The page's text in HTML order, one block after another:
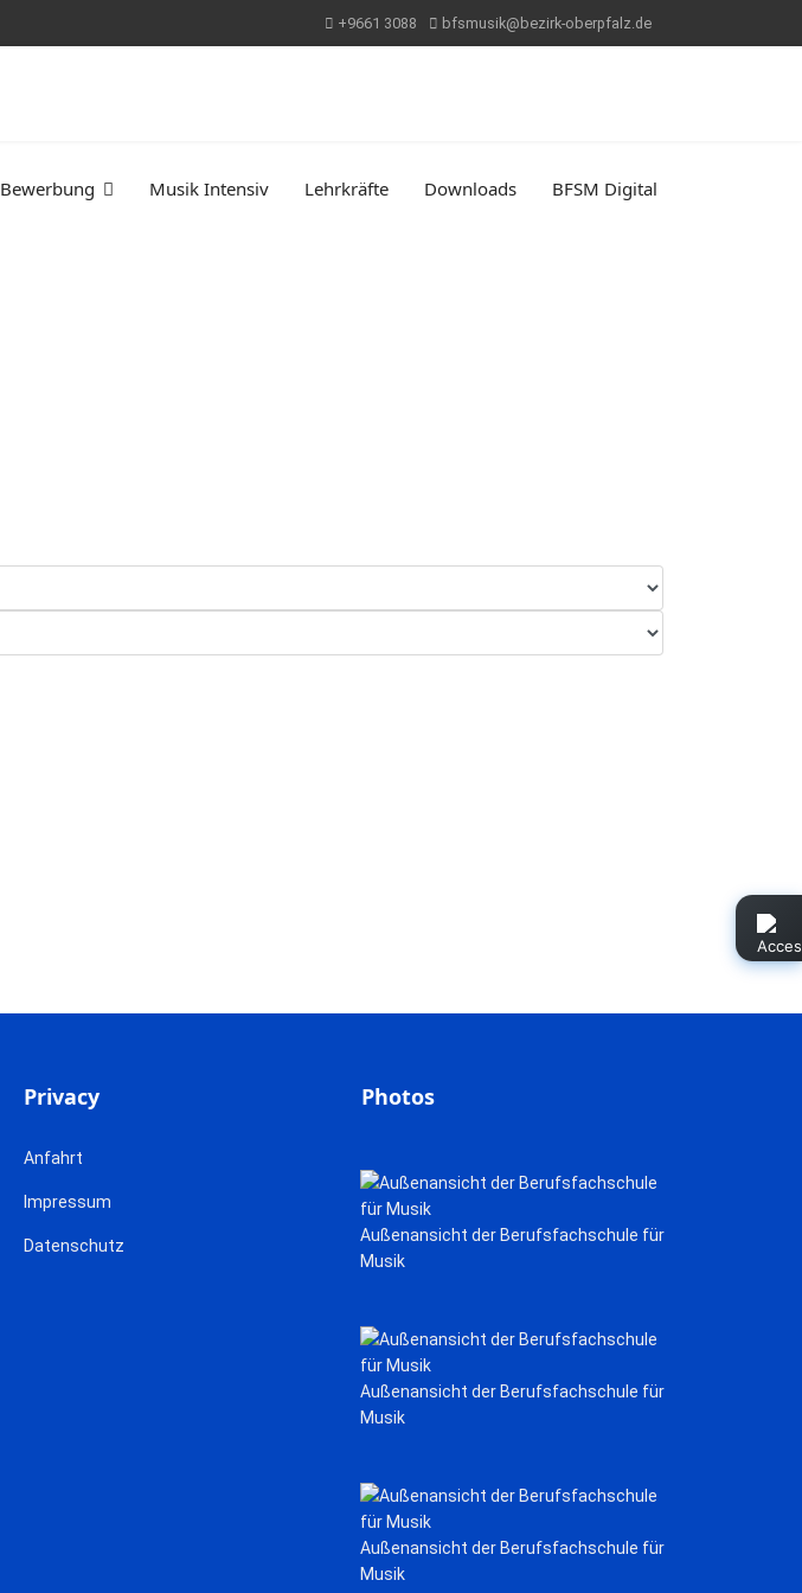
+9661 3088 bfsmusik@bezirk-oberpfalz.de
Bewerbung Musik Intensiv Lehrkräfte Downloads BFSM Digital
Privacy
Anfahrt
Impressum
Datenschutz
Photos
Außenansicht der Berufsfachschule für
Musik
Außenansicht der Berufsfachschule für
Musik
Außenansicht der Berufsfachschule für
Musik